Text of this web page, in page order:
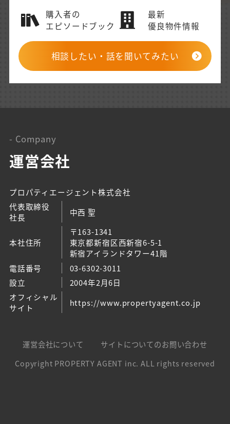
購入者の
エピソードブック
最新
優良物件情報
相談したい・話を聞いてみたい
- Company
運営会社
プロパティエージェント株式会社
代表取締役
社長
中西 聖
本社住所
〒163-1341
東京都新宿区西新宿6-5-1
新宿アイランドタワー41階
電話番号
03-6302-3011
設立
2004年2月6日
オフィシャル
サイト
https://www.propertyagent.co.jp
運営会社について
サイトについてのお問い合わせ
Copyright PROPERTY AGENT inc. ALL rights reserved